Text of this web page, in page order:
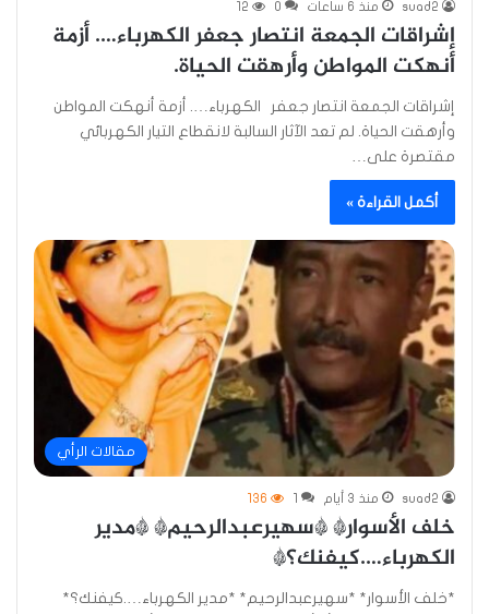
suad2 منذ 6 ساعات 0
12
إشراقات الجمعة انتصار جعفر الكهرباء…. أزمة
أنهكت المواطن وأرهقت الحياة.
إشراقات الجمعة انتصار جعفر الكهرباء…. أزمة أنهكت المواطن
وأرهقت الحياة. لم تعد الآثار السالبة لانقطاع التيار الكهربائي
مقتصرة على…
أكمل القراءة »
مقالات الرأي
suad2 منذ 3 أيام 136
خلف الأسوار* *سهيرعبدالرحيم* *مدير
الكهرباء….كيفنك؟*
*خلف الأسوار* *سهيرعبدالرحيم* *مدير الكهرباء….كيفنك؟*